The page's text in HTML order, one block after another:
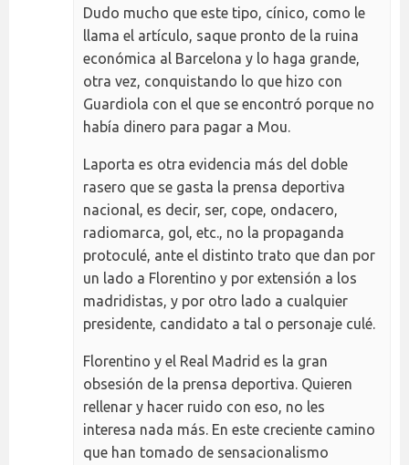
Dudo mucho que este tipo, cínico, como le
llama el artículo, saque pronto de la ruina
económica al Barcelona y lo haga grande,
otra vez, conquistando lo que hizo con
Guardiola con el que se encontró porque no
había dinero para pagar a Mou.
Laporta es otra evidencia más del doble
rasero que se gasta la prensa deportiva
nacional, es decir, ser, cope, ondacero,
radiomarca, gol, etc., no la propaganda
protoculé, ante el distinto trato que dan por
un lado a Florentino y por extensión a los
madridistas, y por otro lado a cualquier
presidente, candidato a tal o personaje culé.
Florentino y el Real Madrid es la gran
obsesión de la prensa deportiva. Quieren
rellenar y hacer ruido con eso, no les
interesa nada más. En este creciente camino
que han tomado de sensacionalismo